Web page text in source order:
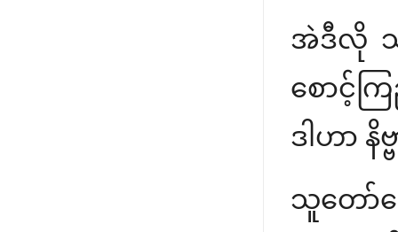
အဲဒီလို
စောင့်က
ဒါဟာ နိ
သူတော်က